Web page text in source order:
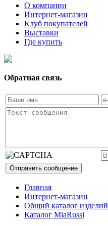
О компании
Интернет-магазин
Клуб покупателей
Выставки
Где купить
Обратная связь
Главная
Интернет-магазин
Общий каталог изделий
Каталог MiaRussi